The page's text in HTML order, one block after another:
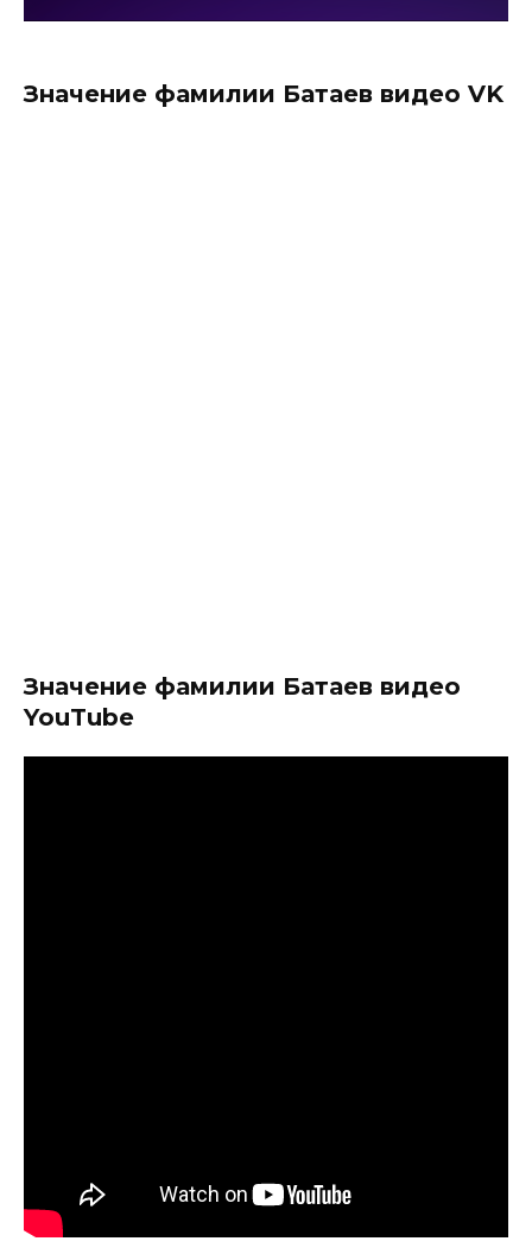
Значение фамилии Батаев видео VK
Значение фамилии Батаев видео
YouTube